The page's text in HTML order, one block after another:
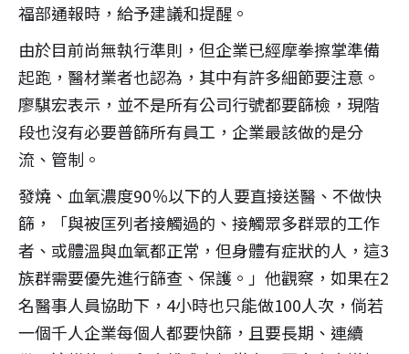
福部通報時，給予建議和提醒。
由於目前尚無執行準則，但企業已經摩拳擦掌準備
起跑，醫材業者也認為，其中有許多細節要注意。
廖騏宏表示，並不是所有公司行號都要篩檢，現階
段也沒有必要普篩所有員工，企業最該做的是分
流、管制。
發燒、血氧濃度90％以下的人要直接送醫、不做快
篩，「與被匡列者接觸過的、接觸眾多群眾的工作
者、或體溫與血氧都正常，但身體有症狀的人，這3
族群需要優先進行篩查、保護。」他觀察，如果在2
名醫事人員協助下，4小時也只能做100人次，倘若
一個千人企業每個人都要快篩，且要長期、連續